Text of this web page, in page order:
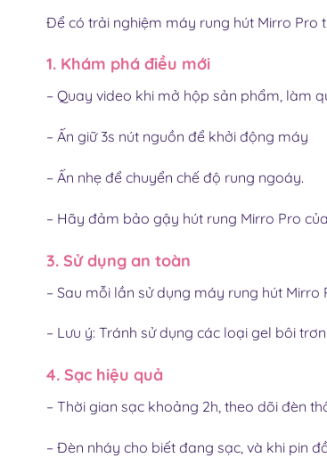
Để có trải nghiệm máy rung hút Mirro Pro
1. Khám phá điều mới
– Quay video khi mở hộp sản phẩm, làm
– Ấn giữ 3s nút nguồn để khởi động máy
– Ấn nhẹ để chuyển chế độ rung ngoáy.
– Hãy đảm bảo gậy hút rung Mirro Pro
3. Sử dụng an toàn
– Sau mỗi lần sử dụng máy rung hút Mirro
– Lưu ý: Tránh sử dụng các loại gel bôi
4. Sạc hiệu quả
– Thời gian sạc khoảng 2h, theo dõi đèn
– Đèn nháy cho biết đang sạc, và khi pin